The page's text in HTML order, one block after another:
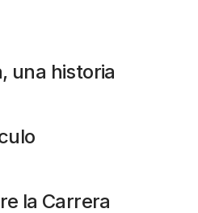
una historia
la Carrera